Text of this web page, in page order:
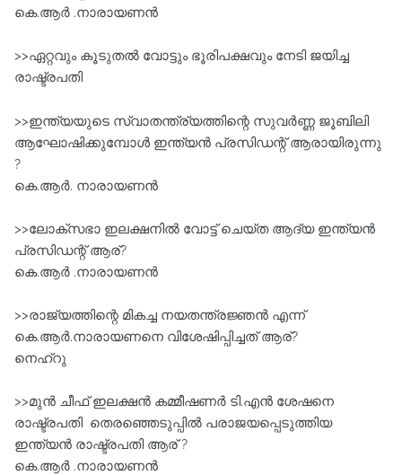
കെ.ആർ .നാരായണൻ
>>ഏറ്റവും കൂടുതൽ വോട്ടും ഭൂരിപക്ഷവും നേടി ജയിച്ച
രാഷ്ട്രപതി
>>ഇന്ത്യയുടെ സ്വാതന്ത്ര്യത്തിന്റെ സുവര്‍ണ്ണ ജൂബിലി
ആഘോഷിക്കുമ്പോള്‍ ഇന്ത്യന്‍ പ്രസിഡന്റ്‌ ആരായിരുന്നു
?
കെ.ആർ. നാരായണൻ
>>ലോക്സഭാ ഇലക്ഷനില്‍ വോട്ട്‌ ചെയ്ത ആദ്യ ഇന്ത്യന്‍
പ്രസിഡന്റ്‌ ആര്?
കെ.ആർ .നാരായണൻ
>>രാജ്യത്തിന്റെ മികച്ച നയതന്ത്രജ്ഞന്‍ എന്ന്‌
കെ.ആര്‍.നാരായണനെ വിശേഷിപ്പിച്ചത്‌ ആര്?
നെഹ്റു
>>മുന്‍ ചീഫ്‌ ഇലക്ഷന്‍ കമ്മീഷണര്‍ ടി.എന്‍ ശേഷനെ
രാഷ്ട്രപതി തെരഞ്ഞെടുപ്പില്‍ പരാജയപ്പെടുത്തിയ
ഇന്ത്യന്‍ രാഷ്ട്രപതി ആര് ?
കെ.ആർ .നാരായണൻ